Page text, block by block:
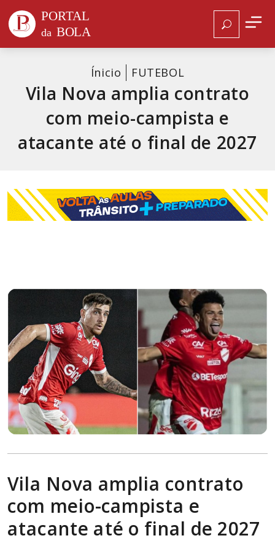
Ínicio FUTEBOL
Vila Nova amplia contrato
com meio-campista e
atacante até o final de 2027
Vila Nova amplia contrato
com meio-campista e
atacante até o final de 2027